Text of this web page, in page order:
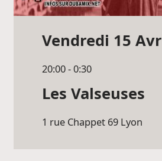
Vendredi 15
20:00 - 0:30
Les Valseuses
1 rue Chappet 69 Lyon